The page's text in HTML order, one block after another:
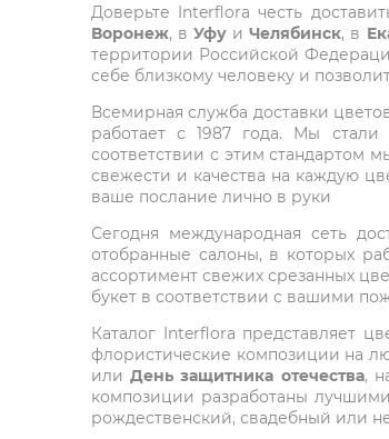
Доверьте Interflora честь
Воронеж, вУфу иЧелябинск, в
территории Российской
себе близкому человеку и
Всемирная служба доставки
работает с 1987 года. Мы
соответствии с этим стандартом
свежести и качества на каждую
ваше послание лично в руки
Сегодня международная сеть
отобранные салоны, в которых
ассортимент свежих срезанных
букет в соответствии с вашими
Каталог Interflora представляет
флористические композиции на
илиДень защитника отечества,
композиции разработаны
рождественский, свадебный или